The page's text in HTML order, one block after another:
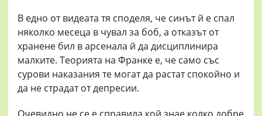
В едно от видеата тя споделя, че синът й е спал
няколко месеца в чувал за боб, а отказът от
хранене бил в арсенала й да дисциплинира
малките. Теорията на Франке е, че само със
сурови наказания те могат да растат спокойно и
да не страдат от депресии.